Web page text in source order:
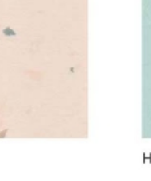
呼伦贝尔同透四折-华天系列